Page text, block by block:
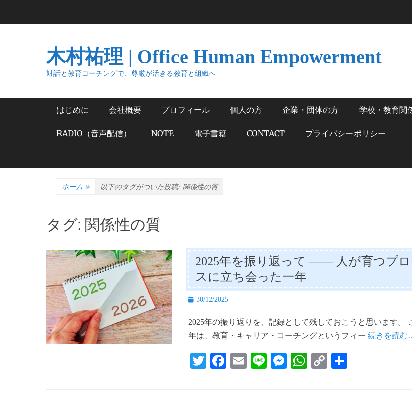
キ
木村祐理 | Office Human Empowerment
対話と教育コーチングで、尊厳が活きる教育と組織へ
メインメニュー
はじめに 会社概要 プロフィール 個人の方 企業・団体の方 学校・教育関
RADIO（音声配信） NOTE 電子書籍 CONTACT プライバシーポリシー
ホーム » 以下のタグがついた投稿: 関係性の質
タグ: 関係性の質
2025年を振り返って ―― 人が育つプロ
スに立ち会った一年
投
日
30/12/2025
2025年の振り返りを、記録として残しておこうと思います。
年は、教育・キャリア・コーチングというフィー 続きを読
T Fa E Li M W C 共